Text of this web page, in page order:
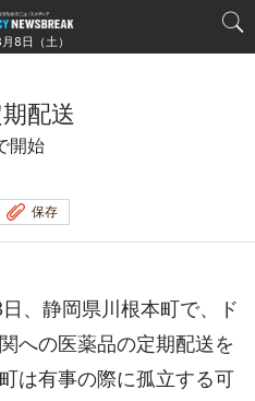
8日（土）
配送
開始
保存
、静岡県川根本町で、ド
への医薬品の定期配送を
は有事の際に孤立する可